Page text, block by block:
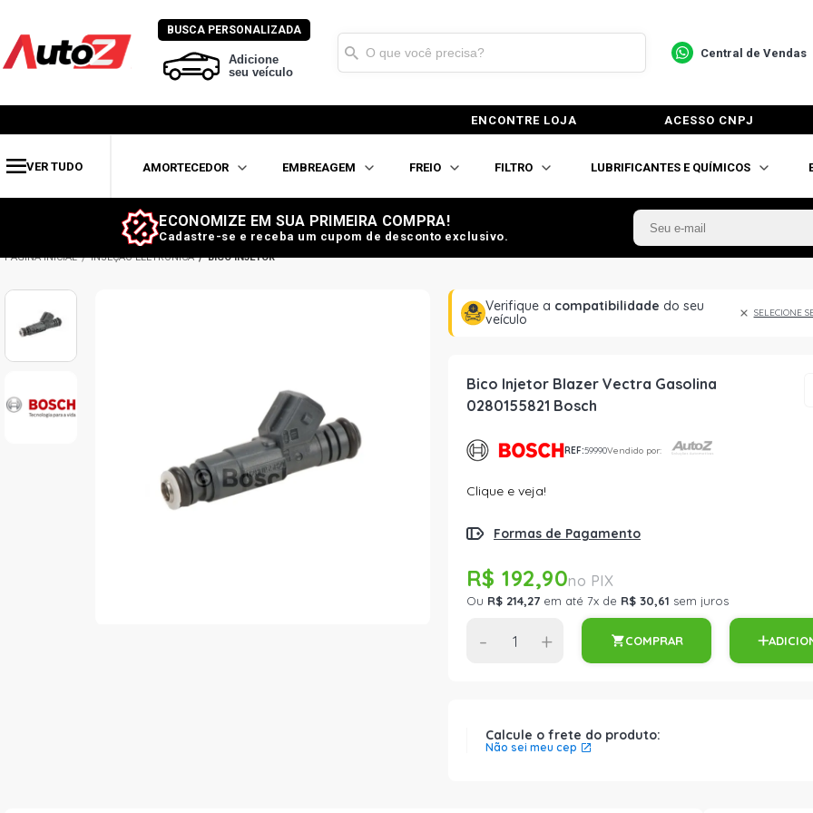
BUSCA PERSONALIZADA
Adicione
seu veículo
Central de Vendas
ENCONTRE LOJA ACESSO CNPJ
VER TUDO AMORTECEDOR EMBREAGEM FREIO FILTRO LUBRIFICANTES E QUÍMICOS
ECONOMIZE EM SUA PRIMEIRA COMPRA!
Cadastre-se e receba um cupom de desconto exclusivo.
INJEÇÃO ELETRÔNICA BICO INJETOR
Verifique a compatibilidade do seu
veículo
SELECIONE
Bico Injetor Blazer Vectra Gasolina
0280155821 Bosch
REF:59990Vendido por:
Clique e veja!
Formas de Pagamento
R$ 192,90
Ou R$ 214,27 em até 7x de R$ 30,61 sem juros
- + COMPRAR
Calcule o frete do produto:
Não sei meu cep